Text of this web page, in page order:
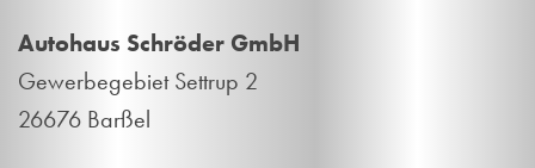
Autohaus Schröder GmbH
Gewerbegebiet Settrup 2
26676 Barßel